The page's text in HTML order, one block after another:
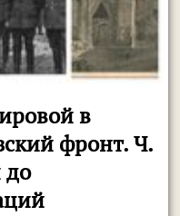
в
фронт. Ч.
до